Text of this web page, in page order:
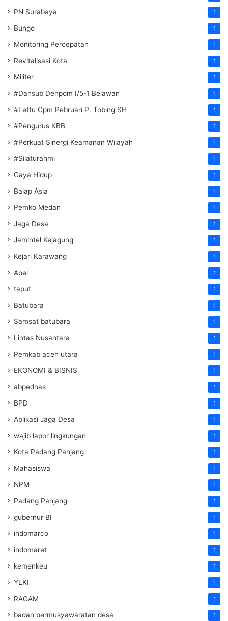
PN Surabaya 1
Bungo 1
Monitoring Percepatan 1
Revitalisasi Kota 1
Militer 1
#Dansub Denpom I/5-1 Belawan 1
#Lettu Cpm Pebruari P. Tobing SH 1
#Pengurus KBB 1
#Perkuat Sinergi Keamanan Wilayah 1
#Silaturahmi 1
Gaya Hidup 1
Balap Asia 1
Pemko Medan 1
Jaga Desa 1
Jamintel Kejagung 1
Kejari Karawang 1
Apel 1
taput 1
Batubara 1
Samsat batubara 1
Lintas Nusantara 1
Pemkab aceh utara 1
EKONOMI & BISNIS 1
abpednas 1
BPD 1
Aplikasi Jaga Desa 1
wajib lapor lingkungan 1
Kota Padang Panjang 1
Mahasiswa 1
NPM 1
Padang Panjang 1
gubernur BI 1
indomarco 1
indomaret 1
kemenkeu 1
YLKI 1
RAGAM 1
badan permusyawaratan desa 1